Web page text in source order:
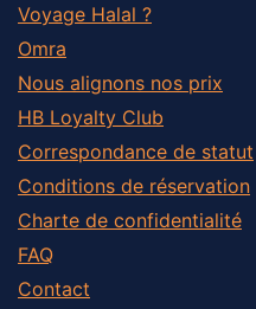
Voyage Halal ?
Omra
Nous alignons nos prix
HB Loyalty Club
Correspondance de statut
Conditions de réservation
Charte de confidentialité
FAQ
Contact